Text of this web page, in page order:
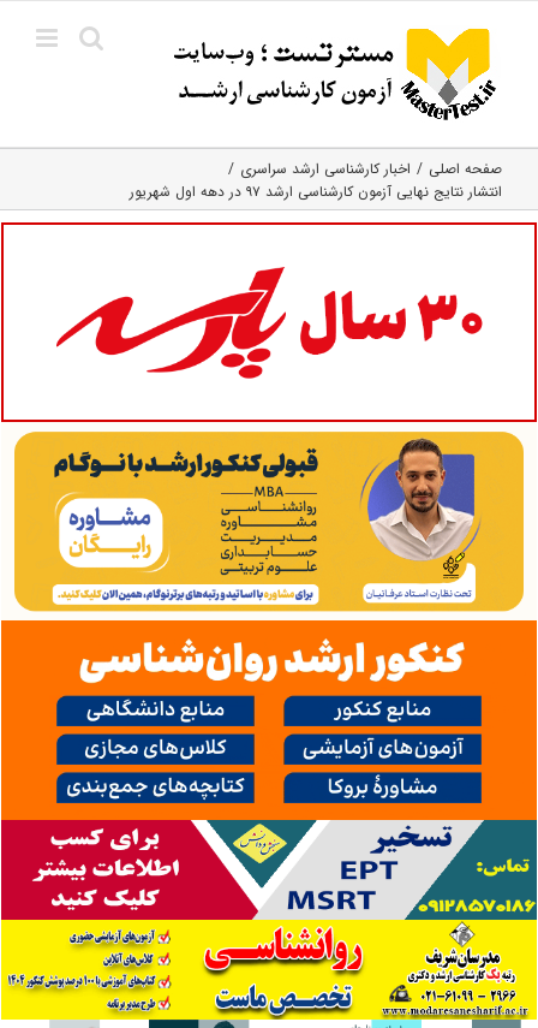
content
صفحه اصلی
اخبار کارشناسی ارشد سراسری
انتشار نتایج نهایی آزمون کارشناسی ارشد ۹۷ در دهه اول شهریور